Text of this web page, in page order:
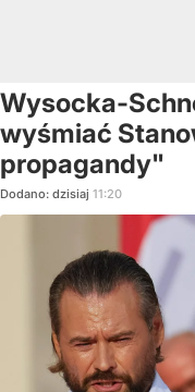
Wysocka-
wyśmiać
propagandy"
Dodano: dzisiaj 11:20